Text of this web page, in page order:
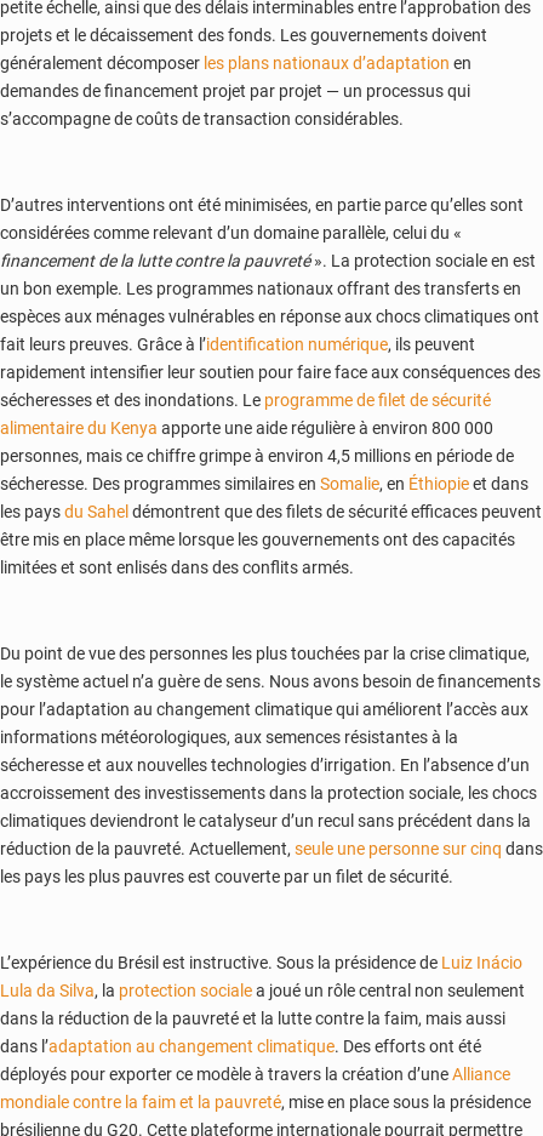
petite échelle, ainsi que des délais interminables entre l’approbation des
projets et le décaissement des fonds. Les gouvernements doivent
généralement décomposer les plans nationaux d’adaptation en
demandes de financement projet par projet — un processus qui
s’accompagne de coûts de transaction considérables.
D’autres interventions ont été minimisées, en partie parce qu’elles sont
considérées comme relevant d’un domaine parallèle, celui du «
financement de la lutte contre la pauvreté». La protection sociale en est
un bon exemple. Les programmes nationaux offrant des transferts en
espèces aux ménages vulnérables en réponse aux chocs climatiques ont
fait leurs preuves. Grâce à l’identification numérique, ils peuvent
rapidement intensifier leur soutien pour faire face aux conséquences des
sécheresses et des inondations. Le programme de filet de sécurité
alimentaire du Kenya apporte une aide régulière à environ 800 000
personnes, mais ce chiffre grimpe à environ 4,5 millions en période de
sécheresse. Des programmes similaires en Somalie, en Éthiopieet dans
les paysdu Sahel démontrent que des filets de sécurité efficaces peuvent
être mis en place même lorsque les gouvernements ont des capacités
limitées et sont enlisés dans des conflits armés.
Du point de vue des personnes les plus touchées par la crise climatique,
le système actuel n’a guère de sens. Nous avons besoin de financements
pour l’adaptation au changement climatique qui améliorent l’accès aux
informations météorologiques, aux semences résistantes à la
sécheresse et aux nouvelles technologies d’irrigation. En l’absence d’un
accroissement des investissements dans la protection sociale, les chocs
climatiques deviendront le catalyseur d’un recul sans précédent dans la
réduction de la pauvreté. Actuellement, seule une personne sur cinq dans
les pays les plus pauvres est couverte par un filet de sécurité.
L’expérience du Brésil est instructive. Sous la présidence de Luiz Inácio
Lula da Silva, la protection socialea joué un rôle central non seulement
dans la réduction de la pauvreté et la lutte contre la faim, mais aussi
dans l’adaptation au changement climatique. Des efforts ont été
déployés pour exporter ce modèle à travers la création d’uneAlliance
mondiale contre la faim et la pauvreté, mise en place sous la présidence
brésilienne du G20. Cette plateforme internationale pourrait permettre